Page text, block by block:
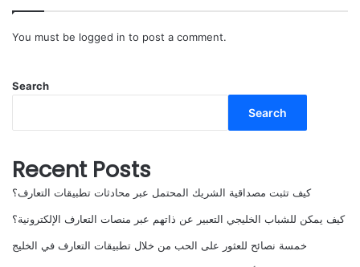
You must be logged in to post a comment.
Search
Search
Recent Posts
كيف تثبت مصداقية الشريك المحتمل عبر محادثات تطبيقات التعارف؟
كيف يمكن للشباب الخليجي التعبير عن ذاتهم عبر منصات التعارف الإلكترونية؟
خمسة نصائح للعثور على الحب من خلال تطبيقات التعارف في الخليج